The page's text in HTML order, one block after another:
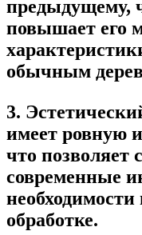
предыдущему,
повышает его
обычным
3.
имеет ровную
что позволяет
современные
обработке.